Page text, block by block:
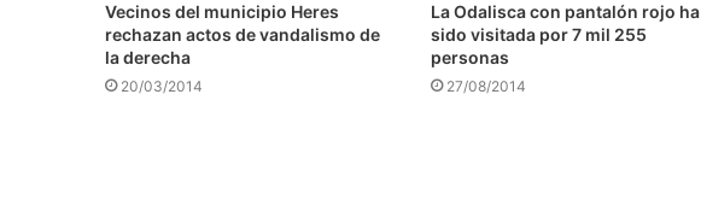
Vecinos del municipio Heres
rechazan actos de vandalismo de
la derecha
20/03/2014
La Odalisca con pantalón rojo ha
sido visitada por 7 mil 255
personas
27/08/2014